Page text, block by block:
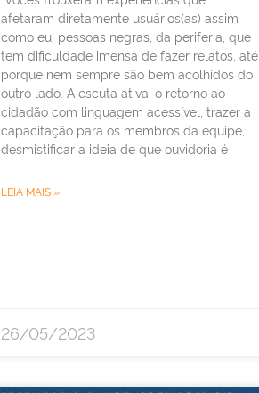
afetaram diretamente usuários(as) assim
como eu, pessoas negras, da periferia, que
tem dificuldade imensa de fazer relatos, até
porque nem sempre são bem acolhidos do
outro lado. A escuta ativa, o retorno ao
cidadão com linguagem acessível, trazer a
capacitação para os membros da equipe,
desmistificar a ideia de que ouvidoria é
LEIA MAIS »
26/05/2023